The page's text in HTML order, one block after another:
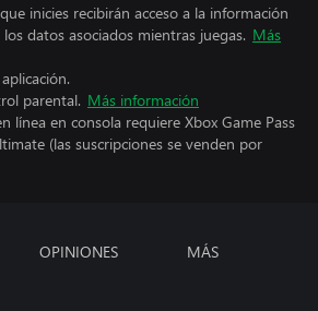
inicies recibirán acceso a la información
datos asociados mientras juegas. Más
parental. Más información
línea en consola requiere Xbox Game Pass
(las suscripciones se venden por
OPINIONES MÁS